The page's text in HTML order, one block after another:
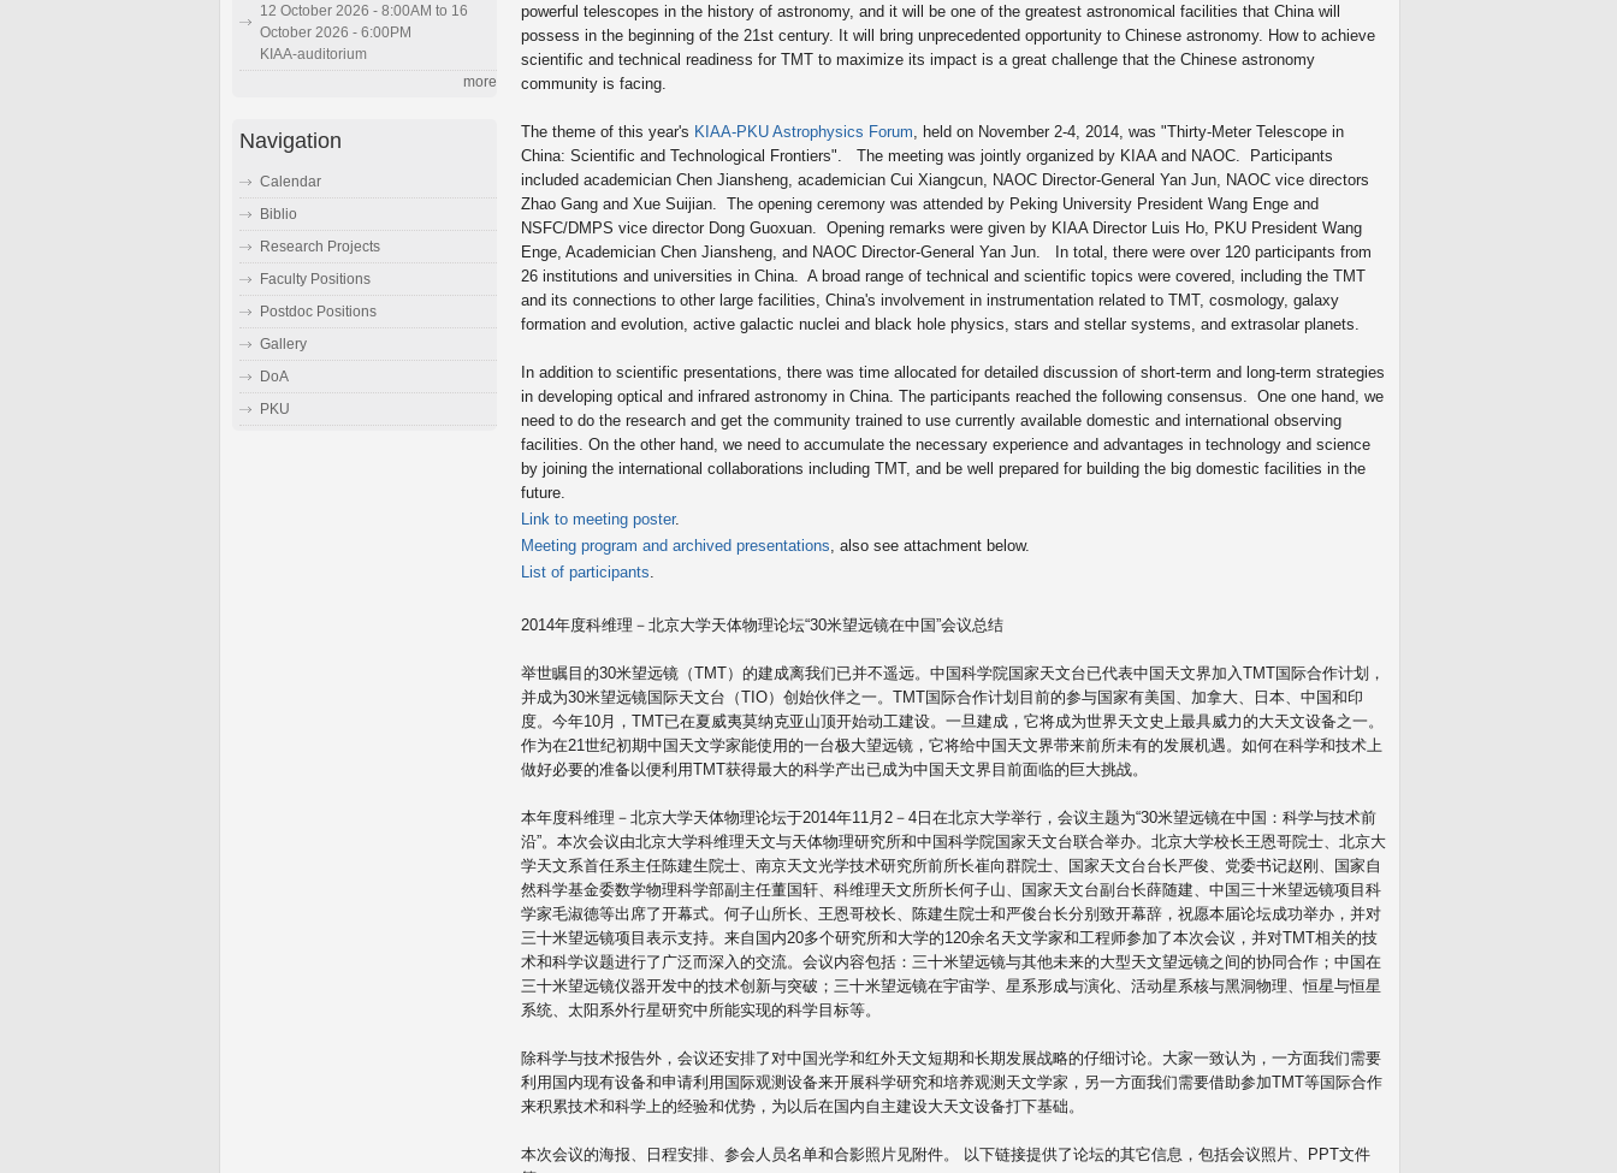
powerful telescopes in the history of astronomy, and it will be one of the greatest astronomical facilities that China will
possess in the beginning of the 21st century. It will bring unprecedented opportunity to Chinese astronomy. How to achieve
scientific and technical readiness for TMT to maximize its impact is a great challenge that the Chinese astronomy
community is facing.
The theme of this year's KIAA-PKU Astrophysics Forum, held on November 2-4, 2014, was "Thirty-Meter Telescope in
China: Scientific and Technological Frontiers". The meeting was jointly organized by KIAA and NAOC. Participants
included academician Chen Jiansheng, academician Cui Xiangcun, NAOC Director-General Yan Jun, NAOC vice directors
Zhao Gang and Xue Suijian. The opening ceremony was attended by Peking University President Wang Enge and
NSFC/DMPS vice director Dong Guoxuan. Opening remarks were given by KIAA Director Luis Ho, PKU President Wang
Enge, Academician Chen Jiansheng, and NAOC Director-General Yan Jun. In total, there were over 120 participants from
26 institutions and universities in China. A broad range of technical and scientific topics were covered, including the TMT
and its connections to other large facilities, China's involvement in instrumentation related to TMT, cosmology, galaxy
formation and evolution, active galactic nuclei and black hole physics, stars and stellar systems, and extrasolar planets.
In addition to scientific presentations, there was time allocated for detailed discussion of short-term and long-term strategies
in developing optical and infrared astronomy in China. The participants reached the following consensus. One one hand, we
need to do the research and get the community trained to use currently available domestic and international observing
facilities. On the other hand, we need to accumulate the necessary experience and advantages in technology and science
by joining the international collaborations including TMT, and be well prepared for building the big domestic facilities in the
future.
Link to meeting poster.
Meeting program and archived presentations, also see attachment below.
List of participants.
2014年度科维理－北京大学天体物理论坛“30米望远镜在中国”会议总结
举世瞩目的30米望远镜（TMT）的建成离我们已并不遥远。 中国科学院国家天文台已代表中国天文界加入TMT国际合作计划，
并成为30米望远镜国际天文台（TIO）创始伙伴之一。 TMT国际合作计划目前的参与国家有美国、加拿大、日本、 中国和印
度。今年10月， TMT已在夏威夷莫纳克亚山顶开始动工建设。一旦建成， 它将成为世界天文史上最具威力的大天文设备之一。
作为在21世纪初期中国天文学家能使用的一台极大望远镜， 它将给中国天文界带来前所未有的发展机遇。 如何在科学和技术上
做好必要的准备以便利用TMT获得最大的科学产出已成为中国天文界目前面临的巨大挑战。
本年度科维理－北京大学天体物理论坛于2014年11月2－ 4日在北京大学举行，会议主题为“30米望远镜在中国： 科学与技术前
沿”。 本次会议由北京大学科维理天文与天体物理研究所和中国科学院国家天文台联合举办。北京大学校长王恩哥院士、 北京大
学天文系首任系主任陈建生院士、 南京天文光学技术研究所前所长崔向群院士、国家天文台台长严俊、 党委书记赵刚、国家自
然科学基金委数学物理科学部副主任董国轩、 科维理天文所所长何子山、国家天文台副台长薛随建、 中国三十米望远镜项目科
学家毛淑德等出席了开幕式。何子山所长、 王恩哥校长、陈建生院士和严俊台长分别致开幕辞， 祝愿本届论坛成功举办，并对
三十米望远镜项目表示支持。 来自国内20多个研究所和大学的120余名天文学家和工程师参加了本次会议， 并对TMT相关的技
术和科学议题进行了广泛而深入的交流。 会议内容包括： 三十米望远镜与其他未来的大型天文望远镜之间的协同合作； 中国在
三十米望远镜仪器开发中的技术创新与突破； 三十米望远镜在宇宙学、星系形成与演化、活动星系核与黑洞物理、恒星与恒星
系统、太阳系外行星研究中所能实现的科学目标等。
除科学与技术报告外， 会议还安排了对中国光学和红外天文短期和长期发展战略的仔细讨论。大家一致认为， 一方面我们需要
利用国内现有设备和申请利用国际观测设备来开展科学研究和培养观测天文学家， 另一方面我们需要借助参加TMT等国际合作
来积累技术和科学上的经验和优势，为以后在国内自主建设大天文设备打下基础。
本次会议的海报、日程安排、参会人员名单和合影照片见附件。 以下链接提供了论坛的其它信息，包括会议照片、PPT文件
12 October 2026 - 8:00AM to 16
October 2026 - 6:00PM
KIAA-auditorium
more
Navigation
Calendar
Biblio
Research Projects
Faculty Positions
Postdoc Positions
Gallery
DoA
PKU